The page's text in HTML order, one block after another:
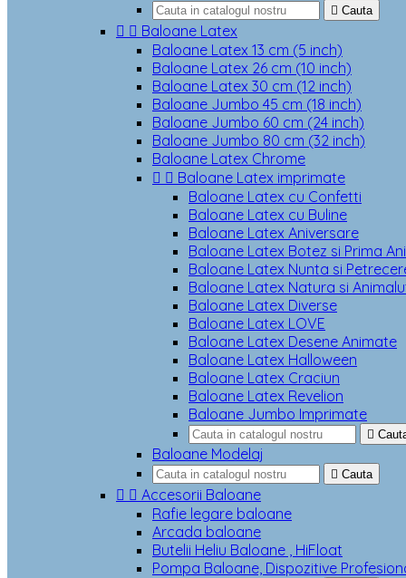
 Cauta
  Baloane Latex
Baloane Latex 13 cm (5 inch)
Baloane Latex 26 cm (10 inch)
Baloane Latex 30 cm (12 inch)
Baloane Jumbo 45 cm (18 inch)
Baloane Jumbo 60 cm (24 inch)
Baloane Jumbo 80 cm (32 inch)
Baloane Latex Chrome
  Baloane Latex imprimate
Baloane Latex cu Confetti
Baloane Latex cu Buline
Baloane Latex Aniversare
Baloane Latex Botez si Prima
Baloane Latex Nunta si
Baloane Latex Natura si
Baloane Latex Diverse
Baloane Latex LOVE
Baloane Latex Desene Animate
Baloane Latex Halloween
Baloane Latex Craciun
Baloane Latex Revelion
Baloane Jumbo Imprimate

Baloane Modelaj
 Cauta
  Accesorii Baloane
Rafie legare baloane
Arcada baloane
Butelii Heliu Baloane , HiFloat
Pompa Baloane, Dispozitive